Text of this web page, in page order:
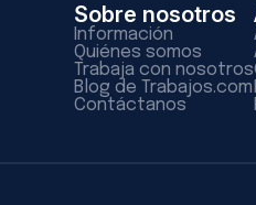
Sobre nosotros
Información
Quiénes somos
Trabaja con nosotros
Blog de Trabajos.com
Contáctanos